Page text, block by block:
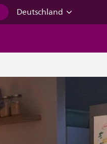
Deutschland